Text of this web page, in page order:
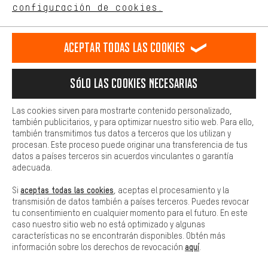
español english Deutsch
RESCINDIR EL CONTRATO Comunidad de Aquisgrán Programa de afiliados
Aviso Legal Protección de datos Condiciones Generales
Plataforma de reportes Reciclaje de baterias
Configuración de las cookies Ajusta el contraste
Todos los precios indicados son en euros e sin MwSt, más
gastos de envío aEstados Unidos.
configuración de cookies.
Más confort
cookies de comodidad, creamos enlaces a plataformas de redes
sociales. Esto nos permite proporcionarle más contenido e
adicionales que le ayudarán a encontrar los productos adecuados.
preguntas de forma rápida y sencilla.
Básica
Las cookies básicas aseguran que puedas usar nuestro sitio web.
Aceptar todas las cookies
Sólo las cookies necesarias
Las cookies sirven para mostrarte contenido personalizado,
también publicitarios, y para optimizar nuestro sitio web. Para ello,
también transmitimos tus datos a terceros que los utilizan y
procesan. Este proceso puede originar una transferencia de tus
datos a países terceros sin acuerdos vinculantes o garantía
adecuada.
Si aceptas todas las cookies , aceptas el procesamiento y la
transmisión de datos también a países terceros. Puedes revocar
tu consentimiento en cualquier momento para el futuro. En este
caso nuestro sitio web no está optimizado y algunas
características no se encontrarán disponibles. Obtén más
información sobre los derechos de revocación aquí.